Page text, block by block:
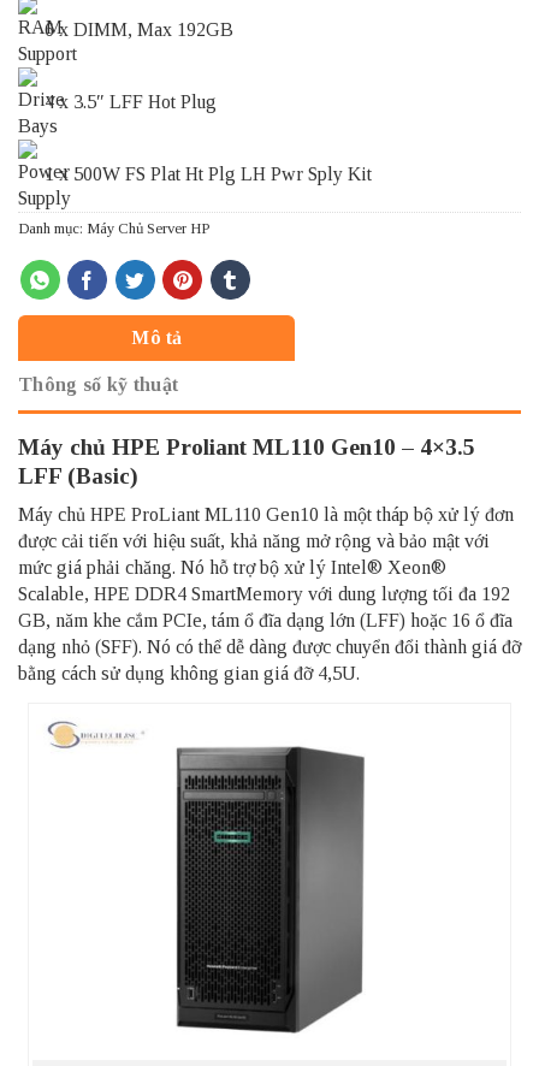
6 x DIMM, Max 192GB
4 x 3.5″ LFF Hot Plug
1 x 500W FS Plat Ht Plg LH Pwr Sply Kit
Danh mục: Máy Chủ Server HP
Mô tả
Thông số kỹ thuật
Máy chủ HPE Proliant ML110 Gen10 – 4×3.5
LFF (Basic)
Máy chủ HPE ProLiant ML110 Gen10 là một tháp bộ xử lý đơn
được cải tiến với hiệu suất, khả năng mở rộng và bảo mật với
mức giá phải chăng. Nó hỗ trợ bộ xử lý Intel® Xeon®
Scalable, HPE DDR4 SmartMemory với dung lượng tối đa 192
GB, năm khe cắm PCIe, tám ổ đĩa dạng lớn (LFF) hoặc 16 ổ đĩa
dạng nhỏ (SFF). Nó có thể dễ dàng được chuyển đổi thành giá đỡ
bằng cách sử dụng không gian giá đỡ 4,5U.